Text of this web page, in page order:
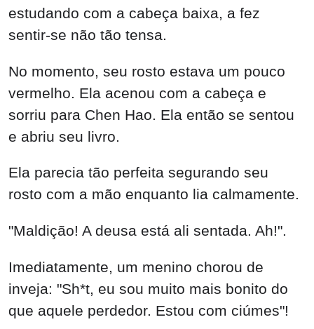
estudando com a cabeça baixa, a fez
sentir-se não tão tensa.
No momento, seu rosto estava um pouco
vermelho. Ela acenou com a cabeça e
sorriu para Chen Hao. Ela então se sentou
e abriu seu livro.
Ela parecia tão perfeita segurando seu
rosto com a mão enquanto lia calmamente.
"Maldição! A deusa está ali sentada. Ah!".
Imediatamente, um menino chorou de
inveja: "Sh*t, eu sou muito mais bonito do
que aquele perdedor. Estou com ciúmes"!